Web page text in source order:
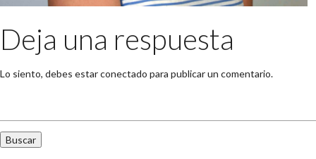
Deja una respuesta
Lo siento, debes estarconectado para publicar un comentario.